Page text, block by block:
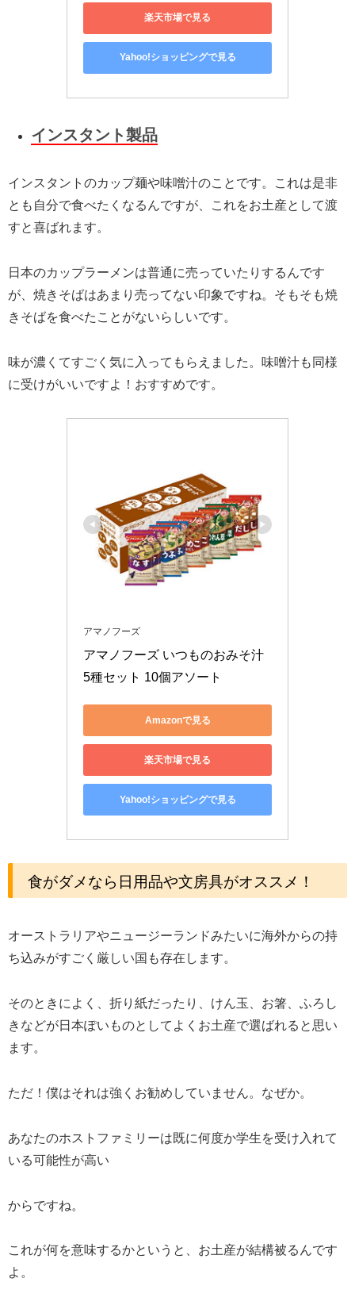
楽天市場で見る
Yahoo!ショッピングで見る
インスタント製品
インスタントのカップ麺や味噌汁のことです。これは是非
とも自分で食べたくなるんですが、これをお土産として渡
すと喜ばれます。
日本のカップラーメンは普通に売っていたりするんです
が、焼きそばはあまり売ってない印象ですね。そもそも焼
きそばを食べたことがないらしいです。
味が濃くてすごく気に入ってもらえました。味噌汁も同様
に受けがいいですよ！おすすめです。
アマノフーズ
アマノフーズ いつものおみそ汁
5種セット 10個アソート
Amazonで見る
楽天市場で見る
Yahoo!ショッピングで見る
食がダメなら日用品や文房具がオススメ！
オーストラリアやニュージーランドみたいに海外からの持
ち込みがすごく厳しい国も存在します。
そのときによく、折り紙だったり、けん玉、お箸、ふろし
きなどが日本ぽいものとしてよくお土産で選ばれると思い
ます。
ただ！僕はそれは強くお勧めしていません。なぜか。
あなたのホストファミリーは既に何度か学生を受け入れて
いる可能性が高い
からですね。
これが何を意味するかというと、お土産が結構被るんです
よ。